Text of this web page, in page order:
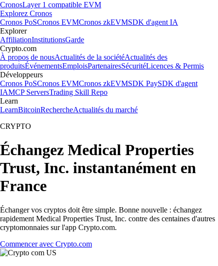
CronosLayer 1 compatible EVM
Explorez Cronos
Cronos PoSCronos EVMCronos zkEVMSDK d'agent IA
Explorer
AffiliationInstitutionsGarde
Crypto.com
À propos de nousActualités de la sociétéActualités des
produitsÉvénementsEmploisPartenairesSécuritéLicences & Permis
Développeurs
Cronos PoSCronos EVMCronos zkEVMSDK PaySDK d'agent
IAMCP ServersTrading Skill Repo
Learn
LearnBitcoinRechercheActualités du marché
CRYPTO
Échangez Medical Properties
Trust, Inc. instantanément en
France
Échanger vos cryptos doit être simple. Bonne nouvelle : échangez
rapidement Medical Properties Trust, Inc. contre des centaines d'autres
cryptomonnaies sur l'app Crypto.com.
Commencer avec Crypto.com